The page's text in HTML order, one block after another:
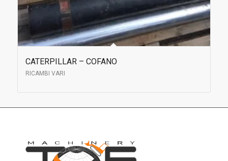
CATERPILLAR – COFANO
RICAMBI VARI